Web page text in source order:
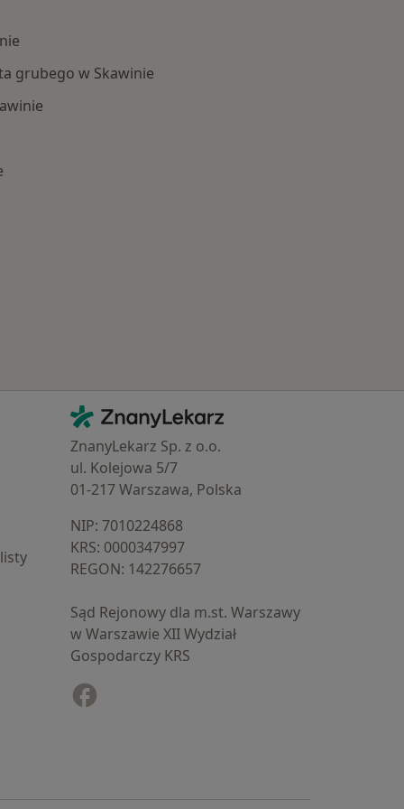
grubego w Skawinie
Kontakt
ZnanyLekarz - Strona główna
ZnanyLekarz Sp. z o.o.
ul. Kolejowa 5/7
01-217 Warszawa, Polska
NIP: ⁠7010224868
KRS: ⁠0000347997
REGON: ⁠142276657
Sąd Rejonowy dla m.st. Warszawy
w Warszawie XII Wydział
Gospodarczy KRS